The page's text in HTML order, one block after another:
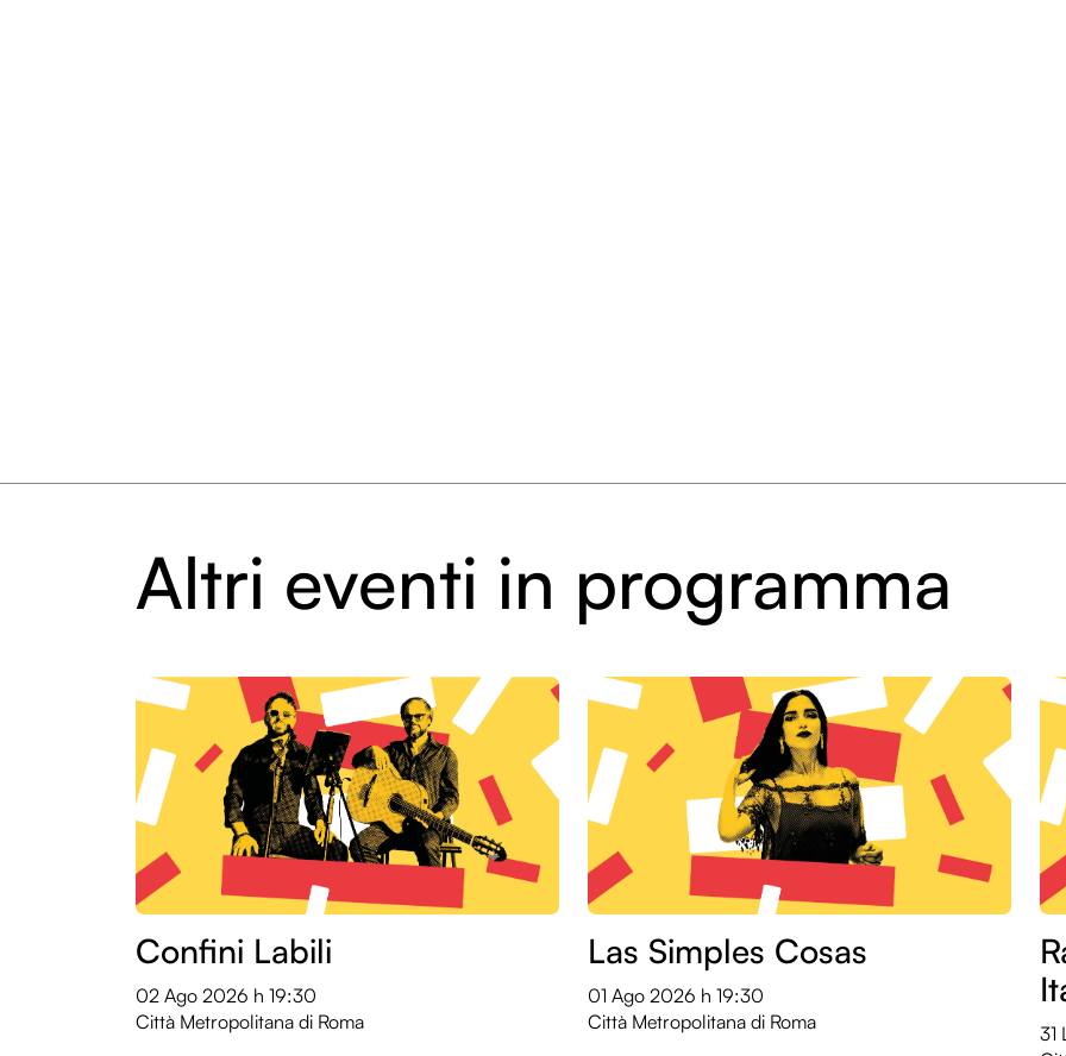
Altri eventi in programma
Confini Labili
02 Ago 2026 h 19:30
Città Metropolitana di Roma
Las Simples Cosas
01 Ago 2026 h 19:30
Città Metropolitana di Roma
31